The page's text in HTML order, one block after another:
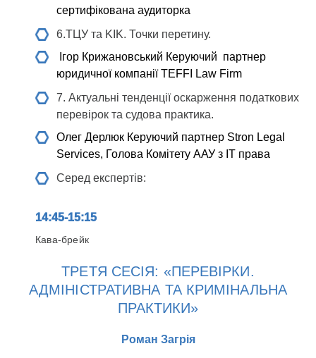
сертифікована аудиторка
6.ТЦУ та KIK. Точки перетину.
Ігор Крижановський Керуючий партнер
юридичної компанії TEFFI Law Firm
7. Актуальні тенденції оскарження податкових
перевірок та судова практика.
Олег Дерлюк Керуючий партнер Stron Legal
Services, Голова Комітету ААУ з IT права
Серед експертів:
14:45-15:15
Кава-брейк
ТРЕТЯ СЕСІЯ: «ПЕРЕВІРКИ.
АДМІНІСТРАТИВНА ТА КРИМІНАЛЬНА
ПРАКТИКИ»
Роман Загрія